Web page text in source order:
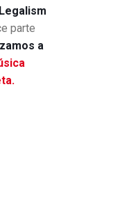
Legalism
parte
a